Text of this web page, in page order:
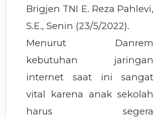
Brigjen TNI E. Reza Pahlevi,
S.E., Senin (23/5/2022).
Menurut Danrem
kebutuhan jaringan
internet saat ini sangat
vital karena anak sekolah
harus segera